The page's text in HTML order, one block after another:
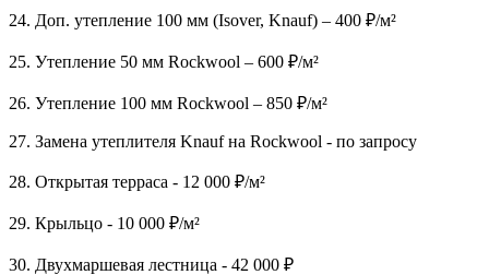
24. Доп. утепление 100 мм (Isover, Knauf) – 400 ₽/м²
25. Утепление 50 мм Rockwool – 600 ₽/м²
26. Утепление 100 мм Rockwool – 850 ₽/м²
27. Замена утеплителя Knauf на Rockwool - по запросу
28. Открытая терраса - 12 000 ₽/м²
29. Крыльцо - 10 000 ₽/м²
30. Двухмаршевая лестница - 42 000 ₽